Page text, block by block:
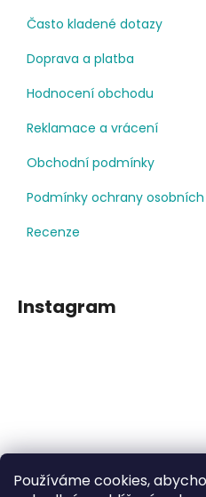
Používáme cookies,
Často kladené dotazy
Doprava a platba
Hodnocení obchodu
Reklamace a vrácení
Obchodní podmínky
Podmínky ochrany
Recenze
Instagram
Sledovat